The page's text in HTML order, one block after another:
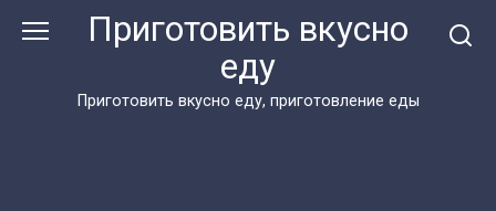
Приготовить вкусно
еду
Приготовить вкусно еду, приготовление еды